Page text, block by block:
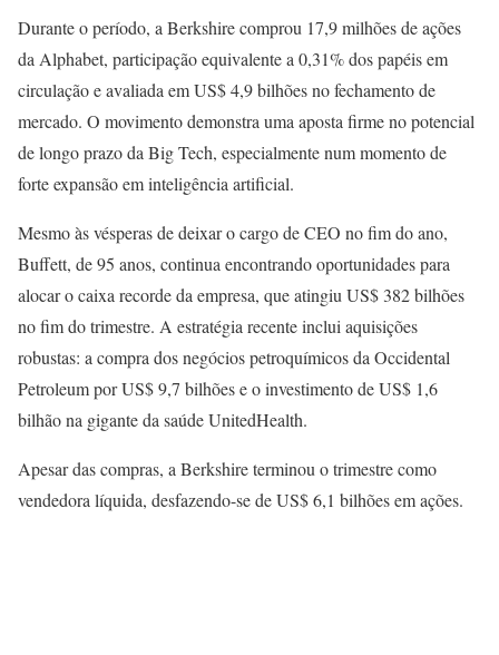
Durante o período, a Berkshire comprou 17,9 milhões de ações
da Alphabet, participação equivalente a 0,31% dos papéis em
circulação e avaliada em US$ 4,9 bilhões no fechamento de
mercado. O movimento demonstra uma aposta firme no potencial
de longo prazo da Big Tech, especialmente num momento de
forte expansão em inteligência artificial.
Mesmo às vésperas de deixar o cargo de CEO no fim do ano,
Buffett, de 95 anos, continua encontrando oportunidades para
alocar o caixa recorde da empresa, que atingiu US$ 382 bilhões
no fim do trimestre. A estratégia recente inclui aquisições
robustas: a compra dos negócios petroquímicos da Occidental
Petroleum por US$ 9,7 bilhões e o investimento de US$ 1,6
bilhão na gigante da saúde UnitedHealth.
Apesar das compras, a Berkshire terminou o trimestre como
vendedora líquida, desfazendo-se de US$ 6,1 bilhões em ações.